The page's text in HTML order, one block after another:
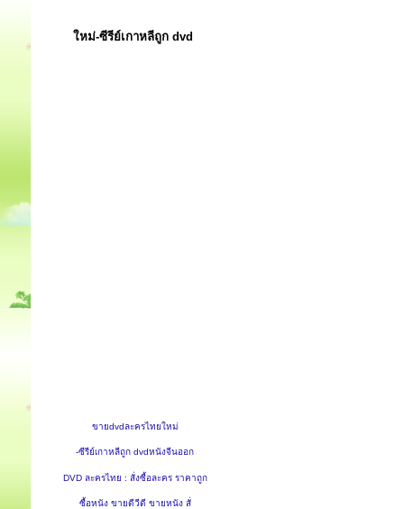
ใหม่-ซีรีย์เกาหลีถูก dvd
ขายdvdละครไทยใหม่
-ซีรีย์เกาหลีถูก dvdหนังจีนออก
DVD ละครไทย : สั่งซื้อละคร ราคาถูก
ซื้อหนัง ขายดีวีดี ขายหนัง สั่